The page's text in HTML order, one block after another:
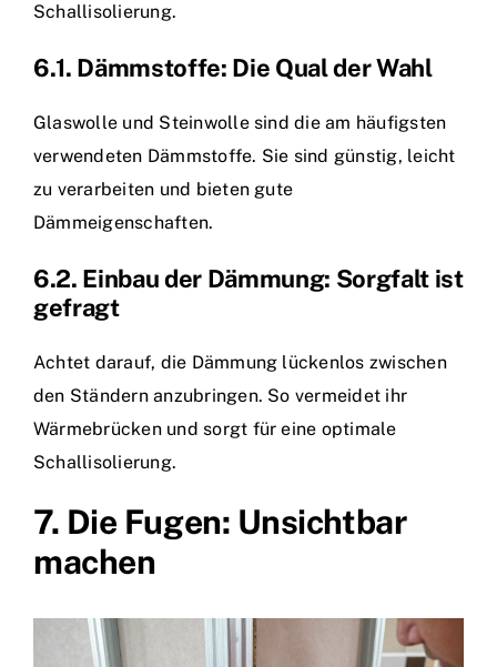
Schallisolierung.
6.1. Dämmstoffe: Die Qual der Wahl
Glaswolle und Steinwolle sind die am häufigsten
verwendeten Dämmstoffe. Sie sind günstig, leicht
zu verarbeiten und bieten gute
Dämmeigenschaften.
6.2. Einbau der Dämmung: Sorgfalt ist
gefragt
Achtet darauf, die Dämmung lückenlos zwischen
den Ständern anzubringen. So vermeidet ihr
Wärmebrücken und sorgt für eine optimale
Schallisolierung.
7. Die Fugen: Unsichtbar
machen